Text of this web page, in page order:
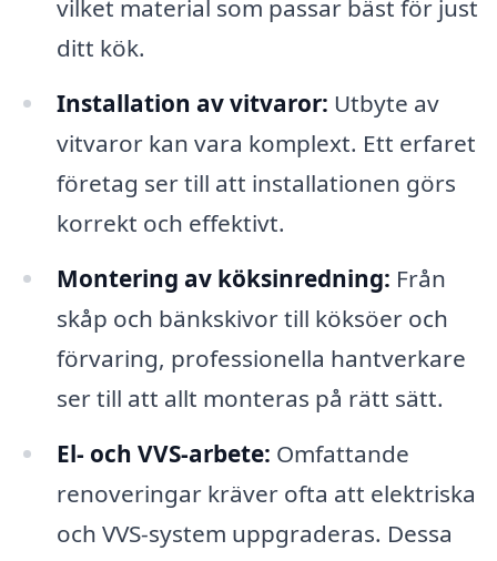
vilket material som passar bäst för just
ditt kök.
Installation av vitvaror: Utbyte av
vitvaror kan vara komplext. Ett erfaret
företag ser till att installationen görs
korrekt och effektivt.
Montering av köksinredning: Från
skåp och bänkskivor till köksöer och
förvaring, professionella hantverkare
ser till att allt monteras på rätt sätt.
El- och VVS-arbete: Omfattande
renoveringar kräver ofta att elektriska
och VVS-system uppgraderas. Dessa